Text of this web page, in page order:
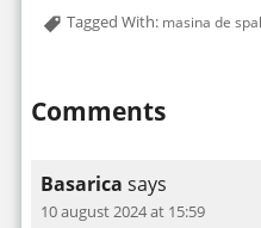
Tagged With: masina de
Comments
Basarica says
10 august 2024 at 15:59